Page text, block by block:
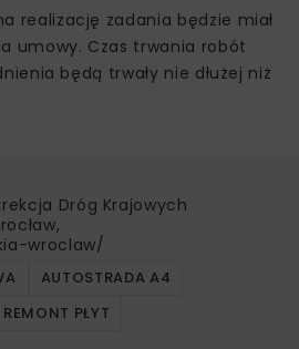
realizację zadania będzie miał
umowy. Czas trwania robót
będą trwały nie dłużej niż
Dróg Krajowych
wroclaw/
AUTOSTRADA A4
REMONT PŁYT